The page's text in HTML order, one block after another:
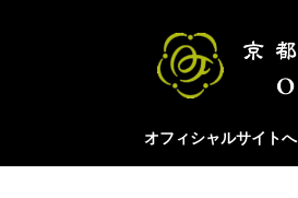
オフィシャルサイトへ